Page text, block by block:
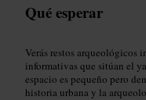
Qué esperar
Verás restos arqueológicos
informativas que sitúan el
espacio es pequeño pero
historia urbana y la